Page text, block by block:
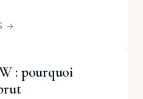
→
: pourquoi